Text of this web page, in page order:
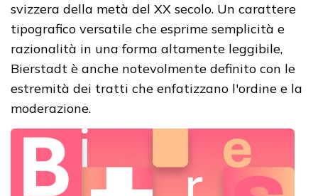
svizzera della metà del XX secolo. Un carattere
tipografico versatile che esprime semplicità e
razionalità in una forma altamente leggibile,
Bierstadt è anche notevolmente definito con le
estremità dei tratti che enfatizzano l'ordine e la
moderazione.